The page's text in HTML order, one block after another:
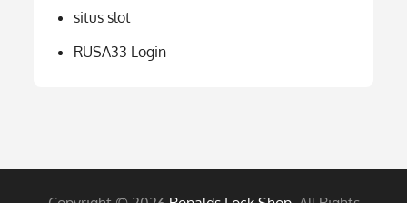
situs slot
RUSA33 Login